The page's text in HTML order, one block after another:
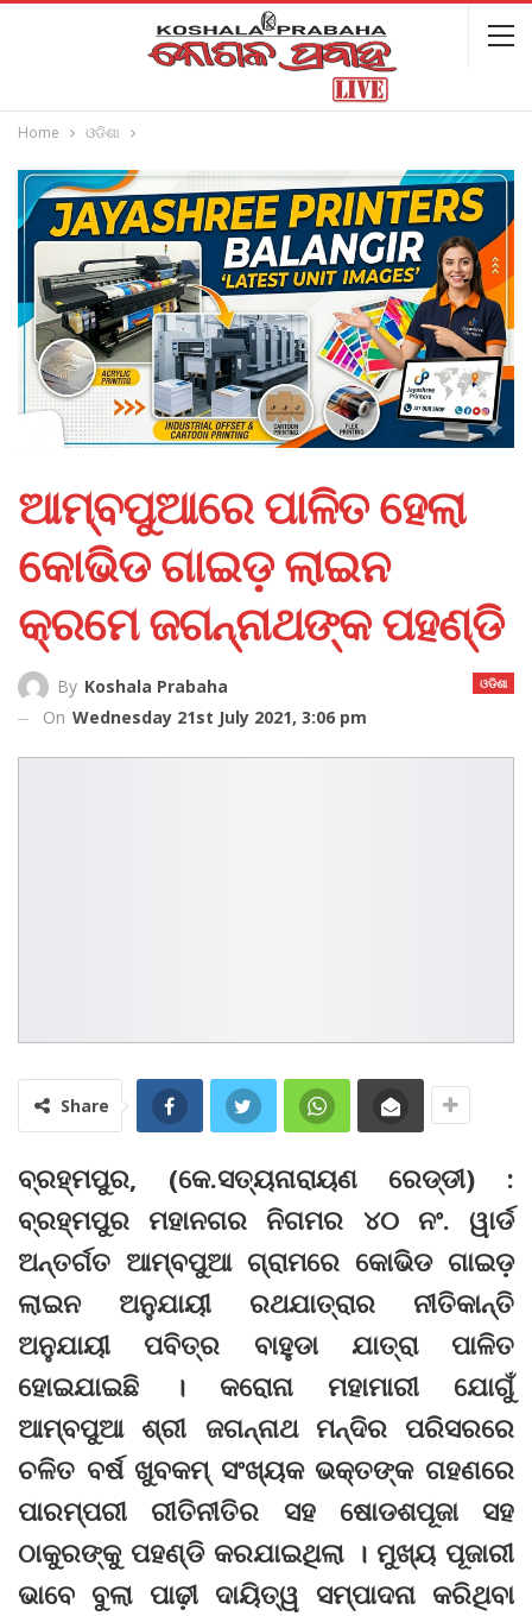
Home ଓଡିଶା
ଆମ୍ବପୁଆରେ ପାଳିତ ହେଲା
କୋଭିଡ ଗାଇଡ଼ ଲାଇନ
କ୍ରମେ ଜଗନ୍ନାଥଙ୍କ ପହଣ୍ଡି
ଓଡିଶା
By Koshala Prabaha
On Wednesday 21st July 2021, 3:06 pm
Share
ବ୍ରହ୍ମପୁର, (କେ.ସତ୍ୟନାରାୟଣ ରେଡ୍ଡୀ) :
ବ୍ରହ୍ମପୁର ମହାନଗର ନିଗମର ୪୦ ନଂ. ୱାର୍ଡ
ଅନ୍ତର୍ଗତ ଆମ୍ବପୁଆ ଗ୍ରାମରେ କୋଭିଡ ଗାଇଡ଼
ଲାଇନ ଅନୁଯାୟୀ ରଥଯାତ୍ରାର ନୀତିକାନ୍ତି
ଅନୁଯାୟୀ ପବିତ୍ର ବାହୁଡା ଯାତ୍ରା ପାଳିତ
ହୋଇଯାଇଛି । କରୋନା ମହାମାରୀ ଯୋଗୁଁ
ଆମ୍ବପୁଆ ଶ୍ରୀ ଜଗନ୍ନାଥ ମନ୍ଦିର ପରିସରରେ
ଚଳିତ ବର୍ଷ ଖୁବକମ୍ ସଂଖ୍ୟକ ଭକ୍ତଙ୍କ ଗହଣରେ
ପାରମ୍ପରୀ ରୀତିନୀତିର ସହ ଷୋଡଶପୂଜା ସହ
ଠାକୁରଙ୍କୁ ପହଣ୍ଡି କରଯାଇଥିଲା । ମୁଖ୍ୟ ପୂଜାରୀ
ଭାବେ ବୁଲା ପାଢ଼ୀ ଦାୟିତ୍ୱ ସମ୍ପାଦନା କରିଥିବା